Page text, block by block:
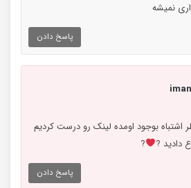
نمیشه
پاسخ دادن
اشتباه بوجود اومده لینک رو درست کردیم
دادید ?
?
پاسخ دادن